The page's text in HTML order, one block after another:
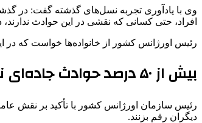
وی با یادآوری تجربه نسل‌های گذشته گفت: در
افراد، حتی کسانی که نقشی در این حوادث
رئیس اورژانس کشور از خانواده‌ها خواست که در
بیش از ۵۰ درصد حوادث جاده‌ای ناشی از خطای انسانی است
دیگران رقم بزنند.